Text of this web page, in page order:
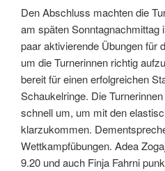
Den Abschluss machten die
am späten Sonntagnachmittag
paar aktivierende Übungen für
um die Turnerinnen richtig
bereit für einen erfolgreichen
Schaukelringe. Die
schnell um, um mit den
klarzukommen.
Wettkampfübungen. Adea
9.20 und auch Finja Fahrni